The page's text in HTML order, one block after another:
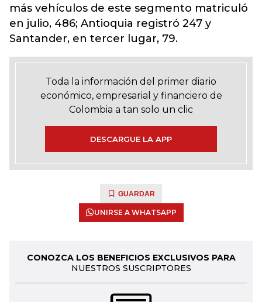
más vehículos de este segmento matriculó
en julio, 486; Antioquia registró 247 y
Santander, en tercer lugar, 79.
Toda la información del primer diario
económico, empresarial y financiero de
Colombia a tan solo un clic
DESCARGUE LA APP
GUARDAR
UNIRSE A WHATSAPP
CONOZCA LOS BENEFICIOS EXCLUSIVOS PARA
NUESTROS SUSCRIPTORES